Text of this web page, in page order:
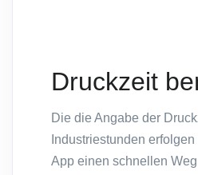
Druckzeit
Die die Angabe der
Industriestunden
App einen schnellen